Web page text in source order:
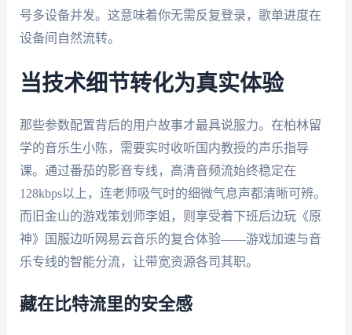
号多设备并发。这意味着你无需反复登录，歌单进度在
设备间自然流转。
当技术细节转化为真实体验
那些参数配置背后的用户故事才最具说服力。在柏林留
学的音乐生小陈，需要实时收听国内教授的声乐指导
课。通过番茄的影音专线，高清音频流始终稳定在
128kbps以上，连老师吸气时的细微气息声都清晰可辨。
而旧金山的游戏策划师李姐，则享受着下班后边玩《原
神》国服边听网易云音乐的复合体验——游戏加速与音
乐专线的智能分流，让带宽资源各司其职。
藏在比特流里的安全感